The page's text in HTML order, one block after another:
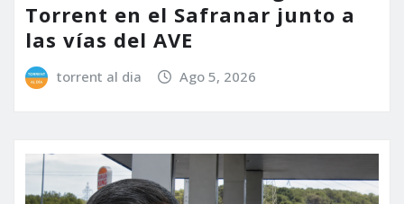
Torrent en el Safranar junto a
las vías del AVE
torrent al dia Ago 5, 2026